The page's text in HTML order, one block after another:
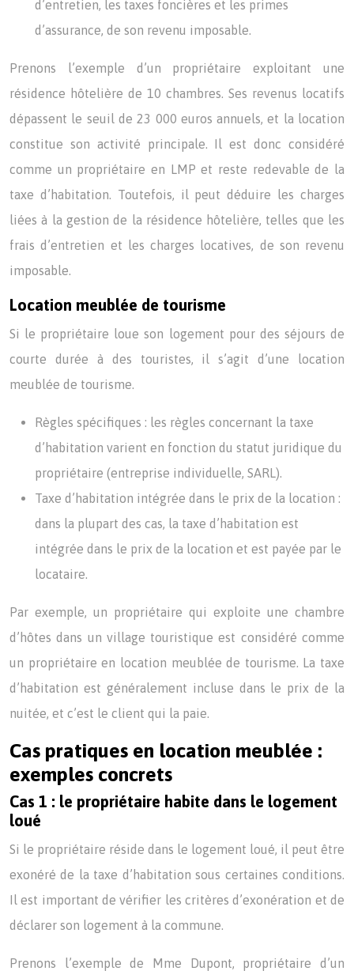
d’entretien, les taxes foncières et les primes
d’assurance, de son revenu imposable.
Prenons l’exemple d’un propriétaire exploitant une
résidence hôtelière de 10 chambres. Ses revenus locatifs
dépassent le seuil de 23 000 euros annuels, et la location
constitue son activité principale. Il est donc considéré
comme un propriétaire en LMP et reste redevable de la
taxe d’habitation. Toutefois, il peut déduire les charges
liées à la gestion de la résidence hôtelière, telles que les
frais d’entretien et les charges locatives, de son revenu
imposable.
Location meublée de tourisme
Si le propriétaire loue son logement pour des séjours de
courte durée à des touristes, il s’agit d’une location
meublée de tourisme.
Règles spécifiques : les règles concernant la taxe
d’habitation varient en fonction du statut juridique du
propriétaire (entreprise individuelle, SARL).
Taxe d’habitation intégrée dans le prix de la location :
dans la plupart des cas, la taxe d’habitation est
intégrée dans le prix de la location et est payée par le
locataire.
Par exemple, un propriétaire qui exploite une chambre
d’hôtes dans un village touristique est considéré comme
un propriétaire en location meublée de tourisme. La taxe
d’habitation est généralement incluse dans le prix de la
nuitée, et c’est le client qui la paie.
Cas pratiques en location meublée :
exemples concrets
Cas 1 : le propriétaire habite dans le logement
loué
Si le propriétaire réside dans le logement loué, il peut être
exonéré de la taxe d’habitation sous certaines conditions.
Il est important de vérifier les critères d’exonération et de
déclarer son logement à la commune.
Prenons l’exemple de Mme Dupont, propriétaire d’un